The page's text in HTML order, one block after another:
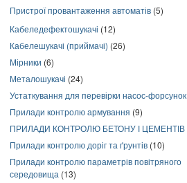
Пристрої провантаження автоматів (5)
Кабеледефектошукачі (12)
Кабелешукачі (приймачі) (26)
Мірники (6)
Металошукачі (24)
Устаткування для перевірки насос-форсунок
Прилади контролю армування (9)
ПРИЛАДИ КОНТРОЛЮ БЕТОНУ І ЦЕМЕНТІВ
Прилади контролю доріг та ґрунтів (10)
Прилади контролю параметрів повітряного
середовища (13)